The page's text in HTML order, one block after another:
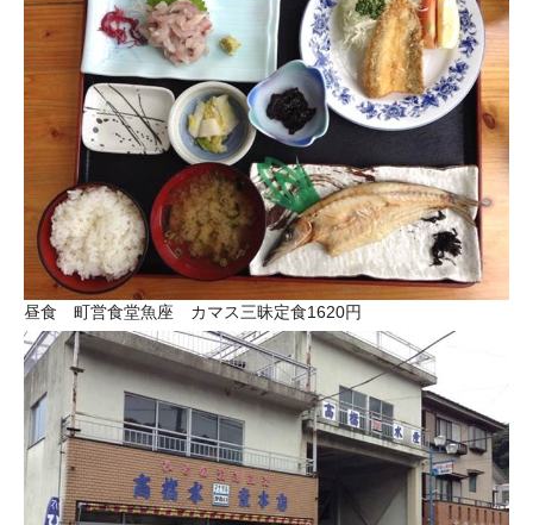
昼食 町営食堂魚座 カマス三昧定食1620円